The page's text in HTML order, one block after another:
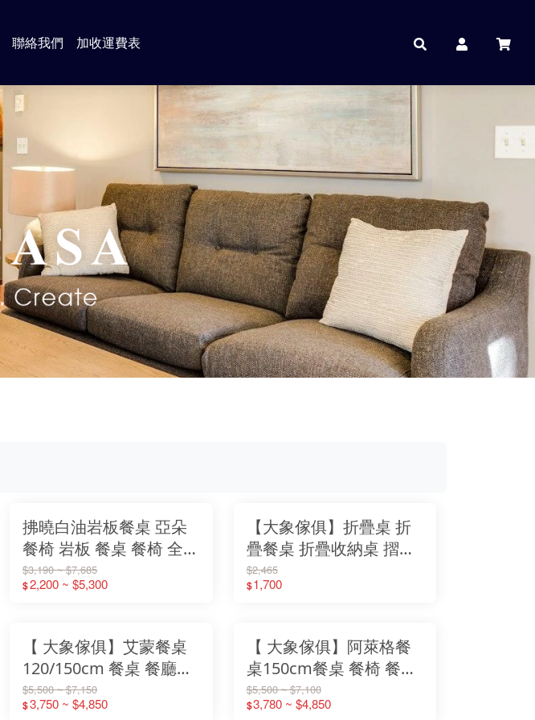
聯絡我們 加收運費表
拂曉白油岩板餐桌 亞朵
餐椅 岩板 餐桌 餐椅 全硅
膠皮餐椅【大象傢俱】
$3,190 ~ $7,685
$2,200 ~ $5,300
【大象傢俱】折疊桌 折
疊餐桌 折疊收納桌 摺疊
麻將桌 展示桌 折疊餐桌
移動餐桌 移動式餐桌 多
$2,465
$1,700
【 大象傢俱】艾蒙餐桌
120/150cm 餐桌 餐廳餐
桌 木質桌椅 木質餐桌 廚
房木桌 兩色可選 (不含
$5,500 ~ $7,150
$3,750 ~ $4,850
【 大象傢俱】阿萊格餐
桌150cm餐桌 餐椅 餐廳
桌椅 木質桌椅 布面餐椅
椅子 桌子 (兩色可選) 【
$5,500 ~ $7,100
$3,780 ~ $4,850